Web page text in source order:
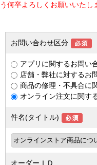
う何卒よろしくお願いいたし
お問い合わせ区分
アプリに関するお問い
店舗・弊社に対するお
商品の修理・不具合に
オンライン注文に関す
件名(タイトル)
オーダーＩＤ